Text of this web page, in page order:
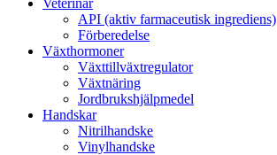
API (aktiv farmaceutisk ingrediens)
Förberedelse
Växthormoner
Växttillväxtregulator
Växtnäring
Jordbrukshjälpmedel
Handskar
Nitrilhandske
Vinylhandske